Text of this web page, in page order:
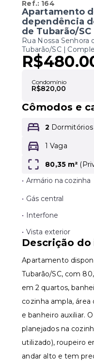
Ref.: 164
Apartamento
dependência
de Tubarão/SC
Rua Nossa Senhora
Tubarão/SC |
Condomínio
R$820,00
Cômodos e
2 Dormitórios
1 Vaga
80,35 m² (
• Armário na cozinha
• Gás central
• Interfone
• Vista exterior
Descrição
Apartamento
Tubarão/SC, com
em 2 quartos,
cozinha ampla,
e banheiro auxiliar.
planejados na
utilizado), roupeiro
andar alto e tem